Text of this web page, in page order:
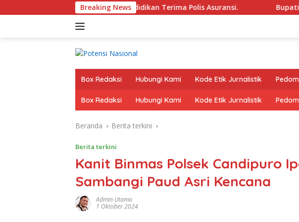
ke
Breaking News
Guru Dan Tenaga Kependidikan Terima Polis Asuransi. Bupati Dedi Irawan
Box Redaksi Hubungi Kami Kode Etik Jurnalistik
Box Redaksi Hubungi Kami Kode Etik Jurnalistik
Beranda Berita terkini
Berita terkini
Kanit Binmas Polsek Candipuro
Sambangi Paud Asri Kencana
Admin Utama
1 Oktober 2024